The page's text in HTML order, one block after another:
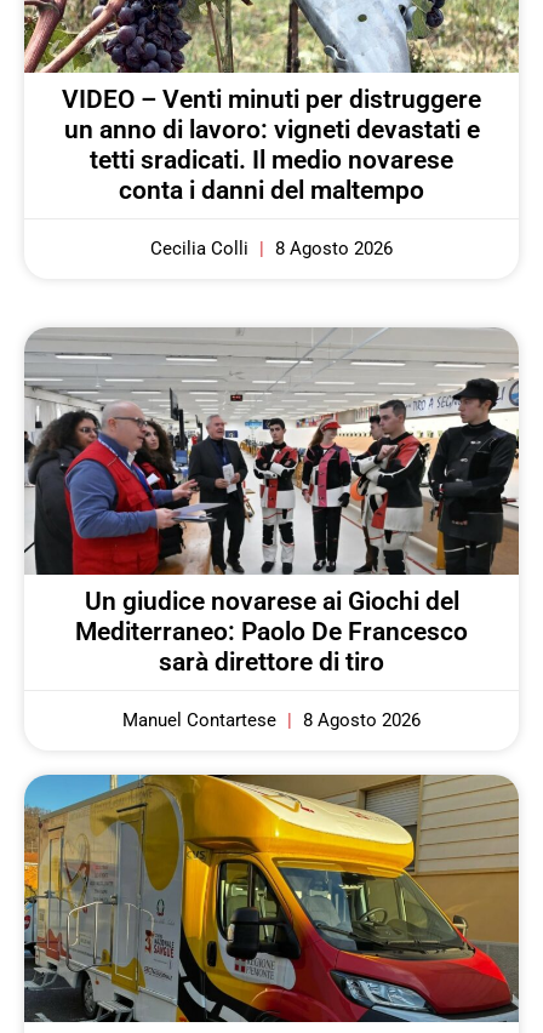
VIDEO – Venti minuti per distruggere
un anno di lavoro: vigneti devastati e
tetti sradicati. Il medio novarese
conta i danni del maltempo
Cecilia Colli 8 Agosto 2026
Un giudice novarese ai Giochi del
Mediterraneo: Paolo De Francesco
sarà direttore di tiro
Manuel Contartese 8 Agosto 2026